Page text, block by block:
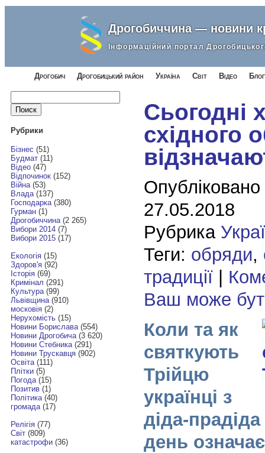
Дрогобиччина — новини
Інформаційний портал
Дрогобич Дрогобицький район Україна Світ Відео
Найти:
Рубрики
Бізнес (51)
Будмат(11)
Відео(47)
Відпочинок(152)
Війна(53)
Влада(137)
Господарка(380)
Гурман(1)
Дрогобиччина(2 265)
Вибори 2014(7)
Вибори 2015(17)
Екологія(15)
Здоров'я(92)
Історія(69)
Кримінал (291)
Культура(99)
Львівщина(910)
московія(2)
Нерухомість(15)
Новини Борислава(554)
Новини Дрогобича(3 620)
Новини Стебника(291)
Новини Трускавця(902)
Освіта(111)
Плітки(5)
Погода(15)
Позитив(1)
Політика(40)
громада(17)
Релігія(77)
Світ(809)
катастрофи(36)
Сьогодні
східного
27.05.2018
Рубрика
Теги: обряди,
традиції|
Ваш може
Коли та як
святкують
Трійцю
українці з
діда-
день